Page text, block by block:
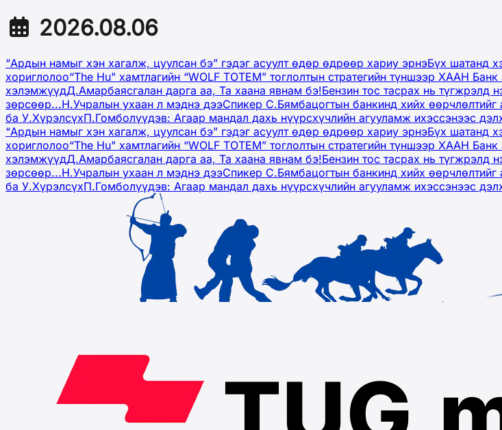
2026.08.06
“Ардын намыг хэн хагалж, цуулсан бэ” гэдэг асуулт өдөр өдрөөр хариу эрнэБүх шатанд
хориглолоо“The Hu" хамтлагийн “WOLF TOTEM” тоглолтын стратегийн түншээр ХААН
хэлэмжүүдД.Амарбаясгалан дарга аа, Та хаана явнам бэ!Бензин тос тасрах нь
зөрсөөр...Н.Учралын ухаан л мэднэ дээСпикер С.Бямбацогтын банкинд хийх
ба У.ХүрэлсүхП.Гомболүүдэв: Агаар мандал дахь нүүрсхүчлийн агууламж ихэссэнээс
“Ардын намыг хэн хагалж, цуулсан бэ” гэдэг асуулт өдөр өдрөөр хариу эрнэБүх шатанд
хориглолоо“The Hu" хамтлагийн “WOLF TOTEM” тоглолтын стратегийн түншээр ХААН
хэлэмжүүдД.Амарбаясгалан дарга аа, Та хаана явнам бэ!Бензин тос тасрах нь
зөрсөөр...Н.Учралын ухаан л мэднэ дээСпикер С.Бямбацогтын банкинд хийх
ба У.ХүрэлсүхП.Гомболүүдэв: Агаар мандал дахь нүүрсхүчлийн агууламж ихэссэнээс